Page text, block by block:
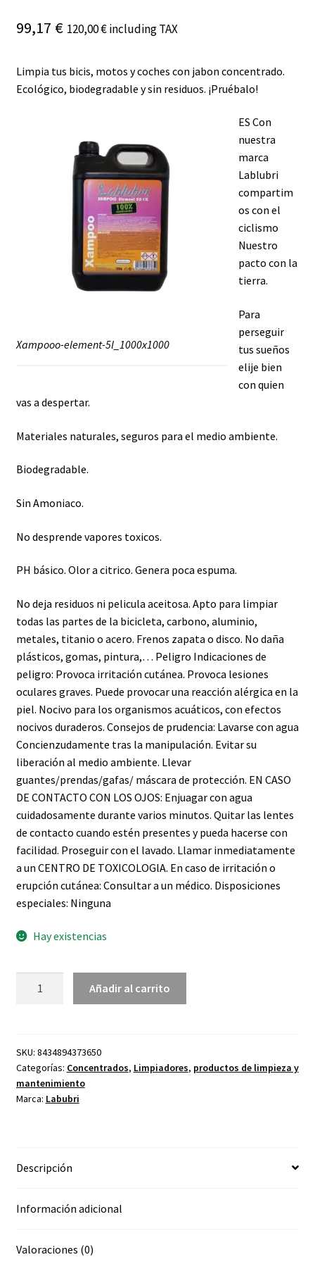
99,17 € 120,00€including TAX
Limpia tus bicis, motos y coches con jabon concentrado.
Ecológico, biodegradable y sin residuos. ¡Pruébalo!
Xampooo-element-5l_1000x1000
ES Con
nuestra
marca
Lablubri
compartim
os con el
ciclismo
Nuestro
pacto con la
tierra.
Para
perseguir
tus sueños
elije bien
con quien
vas a despertar.
Materiales naturales, seguros para el medio ambiente.
Biodegradable.
Sin Amoniaco.
No desprende vapores toxicos.
PH básico. Olor a citrico. Genera poca espuma.
No deja residuos ni pelicula aceitosa. Apto para limpiar
todas las partes de la bicicleta, carbono, aluminio,
metales, titanio o acero. Frenos zapata o disco. No daña
plásticos, gomas, pintura,… Peligro Indicaciones de
peligro: Provoca irritación cutánea. Provoca lesiones
oculares graves. Puede provocar una reacción alérgica en la
piel. Nocivo para los organismos acuáticos, con efectos
nocivos duraderos. Consejos de prudencia: Lavarse con agua
Concienzudamente tras la manipulación. Evitar su
liberación al medio ambiente. Llevar
guantes/prendas/gafas/ máscara de protección. EN CASO
DE CONTACTO CON LOS OJOS: Enjuagar con agua
cuidadosamente durante varios minutos. Quitar las lentes
de contacto cuando estén presentes y pueda hacerse con
facilidad. Proseguir con el lavado. Llamar inmediatamente
a un CENTRO DE TOXICOLOGlA. En caso de irritación o
erupción cutánea: Consultar a un médico. Disposiciones
especiales: Ninguna
Hay existencias
Lablubri
5000ml
concentrado
cantidad
Añadir al carrito
SKU: 8434894373650
Categorías: Concentrados, Limpiadores, productos de limpieza y
mantenimiento
Marca: Labubri
Descripción
Información adicional
Valoraciones (0)